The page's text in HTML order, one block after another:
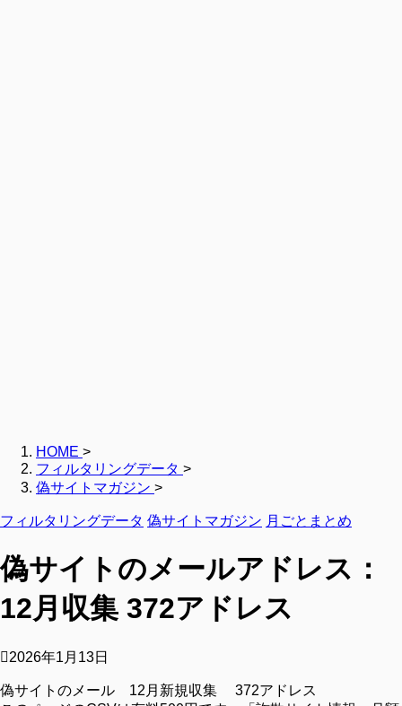
HOME >
フィルタリングデータ >
偽サイトマガジン >
フィルタリングデータ 偽サイトマガジン 月ごとまとめ
偽サイトのメールアドレス：
12月収集 372アドレス
2026年1月13日
偽サイトのメール 12月新規収集 372アドレス